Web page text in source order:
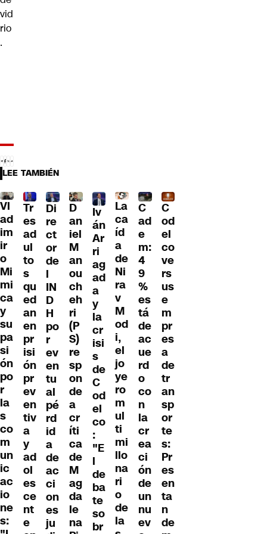
vid
rio
.
LEE TAMBIÉN
Vl
ad
im
ir
o
Mi
mi
ca
y
su
pa
si
ón
po
r
la
s
co
m
un
ic
ac
io
ne
s:
Tr
es
ad
ul
to
s
qu
ed
an
en
pr
isi
ón
pr
ev
en
tiv
a
y
ad
ol
es
ce
nt
e
Di
re
ct
or
de
l
IN
D
H
po
r
ev
en
tu
al
pé
rd
id
a
de
ac
ci
on
es
ju
D
an
iel
M
an
ou
ch
eh
ri
(P
S)
re
sp
on
de
a
cr
íti
ca
de
M
ag
da
le
na
Iv
án
Ar
ri
ag
ad
a
y
la
cr
isi
s
de
C
od
el
co
:
"E
l
de
ba
te
so
br
La
ca
íd
a
de
Ni
ra
v
M
od
i,
el
jo
ye
ro
m
ul
ti
mi
llo
na
ri
o
de
la
C
ad
e
m:
4
9
%
es
tá
de
ac
ue
rd
o
co
n
la
cr
ea
ci
ón
de
un
nu
ev
C
od
el
co
ve
rs
us
e
m
pr
es
a
de
tr
an
sp
or
te
s:
Pr
es
en
ta
n
de